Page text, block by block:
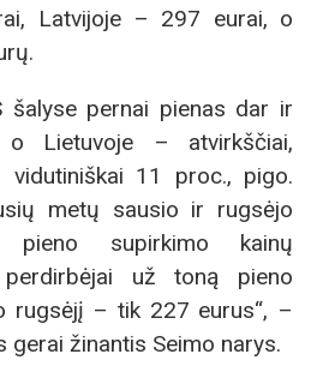
Latvijoje – 297 eurai, o
šalyse pernai pienas dar ir
Lietuvoje – atvirkščiai,
vidutiniškai 11 proc., pigo.
metų sausio ir rugsėjo
pieno supirkimo kainų
perdirbėjai už toną pieno
rugsėjį – tik 227 eurus“, –
gerai žinantis Seimo narys.